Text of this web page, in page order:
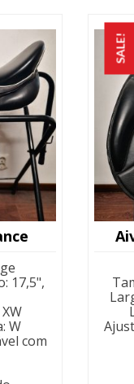
: 17,5",
:W
com
SALE!